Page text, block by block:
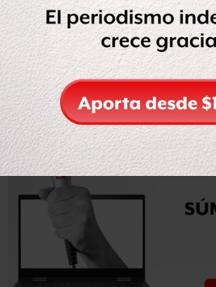
La Secretaría indicó que
seguridad y vigilancia en los
México y almacenes autorizados
la atención de casos de COVID-19.